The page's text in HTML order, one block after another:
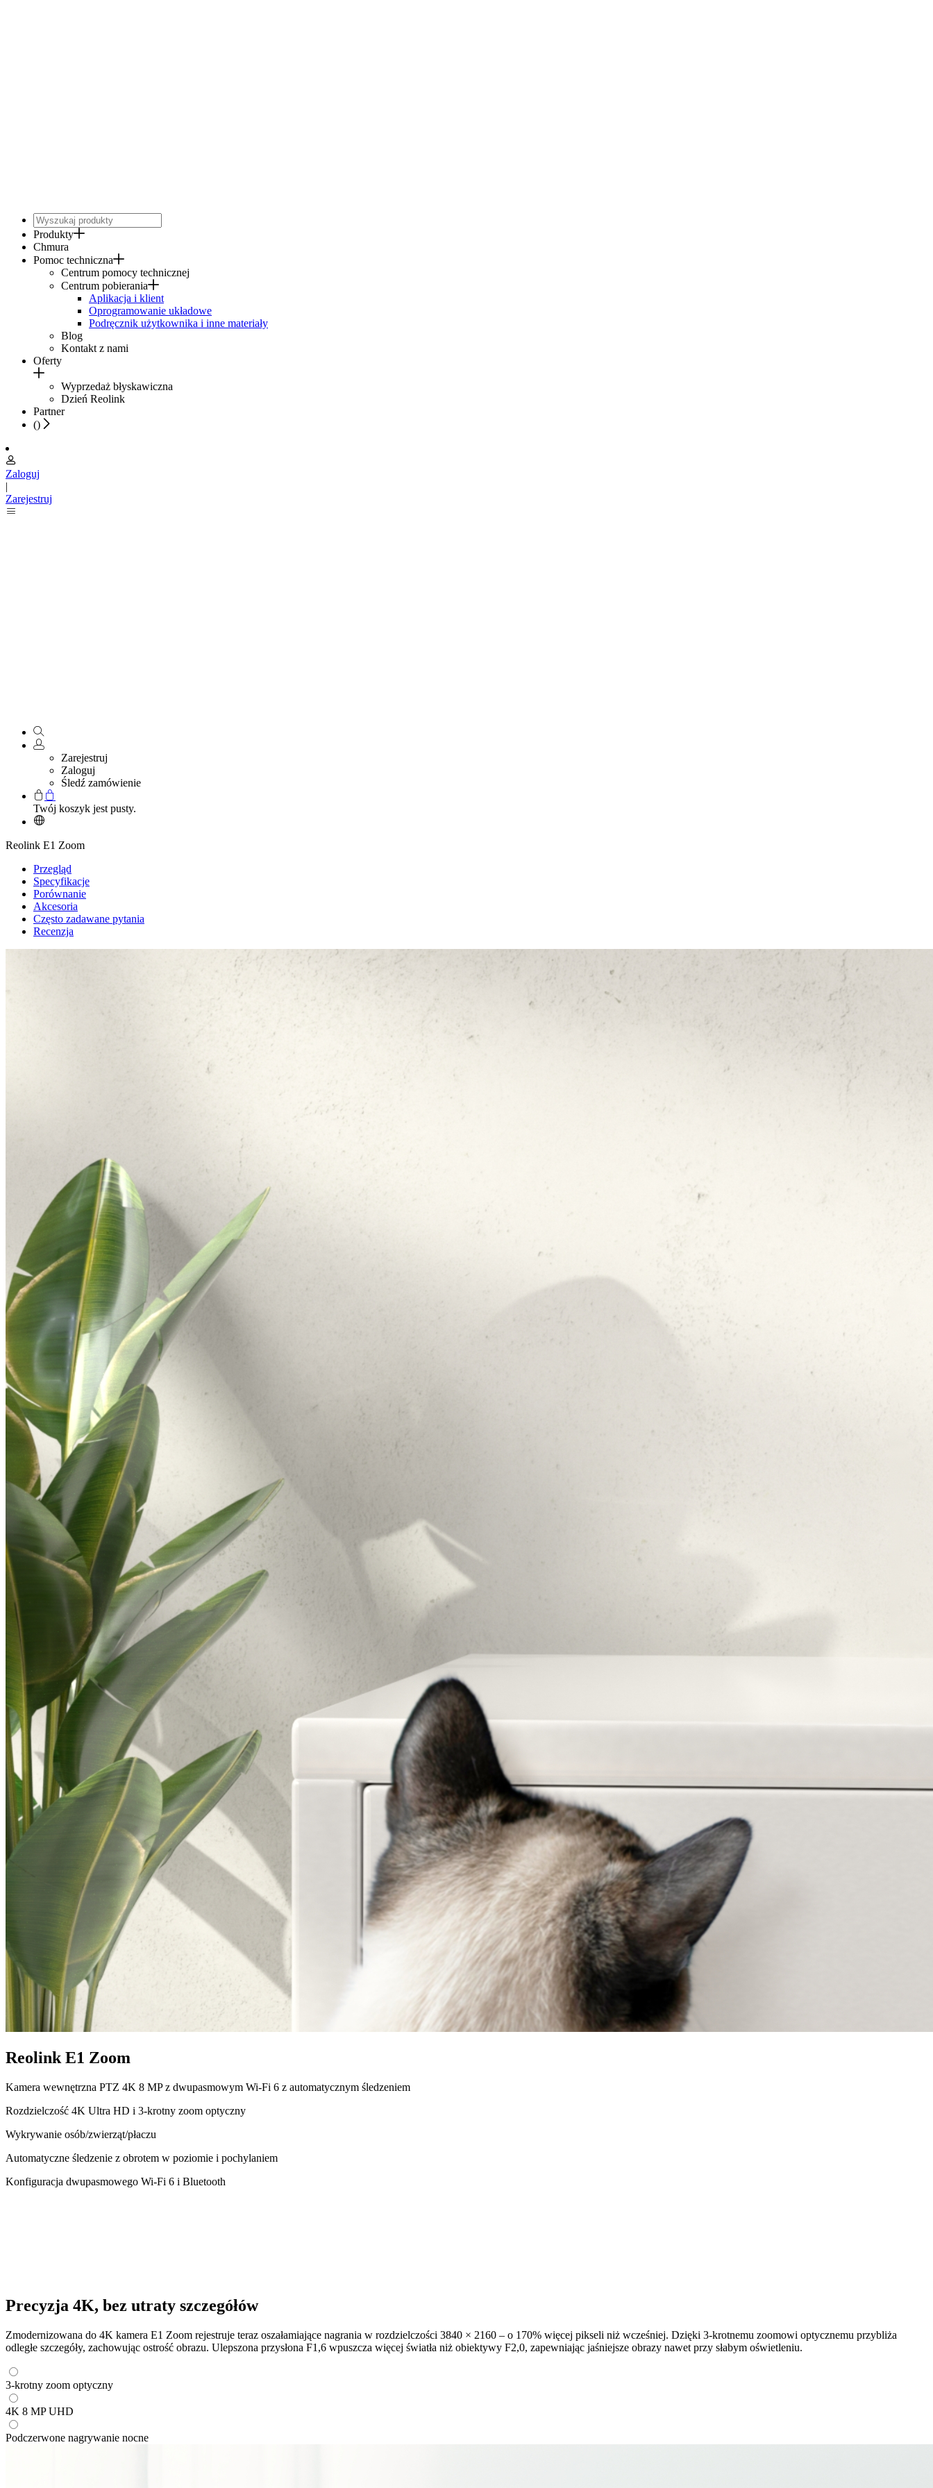
Produkty
Chmura
Pomoc techniczna
Centrum pomocy technicznej
Centrum pobierania
Aplikacja i klient
Oprogramowanie układowe
Podręcznik użytkownika i inne materiały
Blog
Kontakt z nami
Oferty
Wyprzedaż błyskawiczna
Dzień Reolink
Partner
()
Zaloguj
|
Zarejestruj
Zarejestruj
Zaloguj
Śledź zamówienie
Twój koszyk jest pusty.
Reolink E1 Zoom
Przegląd
Specyfikacje
Porównanie
Akcesoria
Często zadawane pytania
Recenzja
Reolink E1 Zoom
Kamera wewnętrzna PTZ 4K 8 MP z dwupasmowym Wi-Fi 6 z automatycznym śledzeniem
Rozdzielczość 4K Ultra HD i 3-krotny zoom optyczny
Wykrywanie osób/zwierząt/płaczu
Automatyczne śledzenie z obrotem w poziomie i pochylaniem
Konfiguracja dwupasmowego Wi-Fi 6 i Bluetooth
Precyzja 4K, bez utraty szczegółów
Zmodernizowana do 4K kamera E1 Zoom rejestruje teraz oszałamiające nagrania w rozdzielczości 3840 × 2160 – o 170% więcej pikseli niż wcześniej. Dzięki 3-krotnemu zoomowi optycznemu przybliża
odległe szczegóły, zachowując ostrość obrazu. Ulepszona przysłona F1,6 wpuszcza więcej światła niż obiektywy F2,0, zapewniając jaśniejsze obrazy nawet przy słabym oświetleniu.
3-krotny zoom optyczny
4K 8 MP UHD
Podczerwone nagrywanie nocne